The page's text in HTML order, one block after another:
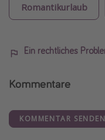
Romantikurlaub
Ein rechtliches
Kommentare
KOMMENTAR SENDEN